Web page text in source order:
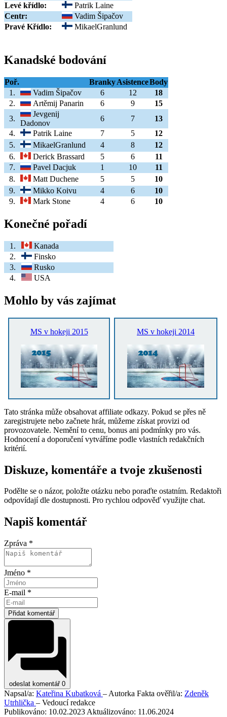
Levé křídlo:
Patrik Laine
Centr:
Vadim Šipačov
Pravé Křídlo:
MikaelGranlund
Kanadské bodování
Poř. BrankyAsistenceBody
1.
Vadim Šipačov 6 12
18
2.
Artěmij Panarin 6 9
15
3.
Jevgenij
Dadonov
6 7
13
4.
Patrik Laine 7 5
12
5.
MikaelGranlund 4 8
12
6.
Derick Brassard 5 6
11
7.
Pavel Dacjuk 1 10
11
8.
Matt Duchene 5 5
10
9.
Mikko Koivu 4 6
10
9.
Mark Stone 4 6 10
Konečné pořadí
1.
Kanada
2.
Finsko
3.
Rusko
4.
USA
Mohlo by vás zajímat
MS v hokeji 2015 MS v hokeji 2014
Tato stránka může obsahovat affiliate odkazy. Pokud se přes ně
zaregistrujete nebo začnete hrát, můžeme získat provizi od
provozovatele. Nemění to cenu, bonus ani podmínky pro vás.
Hodnocení a doporučení vytváříme podle vlastních redakčních
kritérií.
Diskuze, komentáře a tvoje zkušenosti
Podělte se o názor, položte otázku nebo poraďte ostatním. Redaktoři
odpovídají dle dostupnosti. Pro rychlou odpověď využijte chat.
Napiš komentář
Zpráva *
Jméno *
E-mail *
Přidat komentář
odeslat komentář 0
Napsal/a: Kateřina Kubatková – Autorka Fakta ověřil/a: Zdeněk
Utrhlička – Vedoucí redakce
Publikováno: 10.02.2023 Aktuálizováno: 11.06.2024